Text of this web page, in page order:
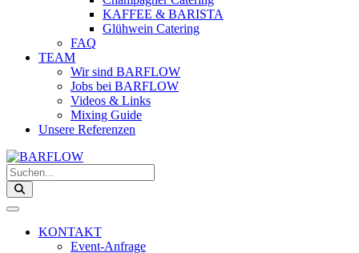
KAFFEE & BARISTA
Glühwein Catering
FAQ
TEAM
Wir sind BARFLOW
Jobs bei BARFLOW
Videos & Links
Mixing Guide
Unsere Referenzen
Suchen...
KONTAKT
Event-Anfrage